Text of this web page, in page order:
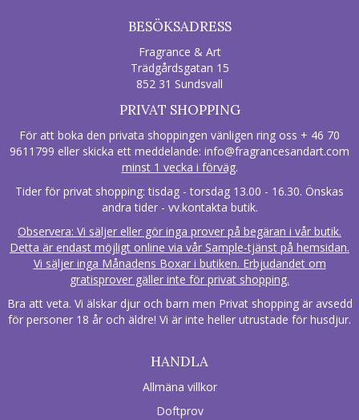
BESÖKSADRESS
Fragrance & Art
Trädgårdsgatan 15
852 31 Sundsvall
PRIVAT SHOPPING
För att boka den privata shoppingen vänligen ring oss + 46 70
9611799 eller skicka ett meddelande: info@fragrancesandart.com
minst 1 vecka i förväg.
Tider för privat shopping: tisdag - torsdag 13.00 - 16.30. Önskas
andra tider - vv.kontakta butik.
Observera: Vi säljer eller gör inga prover på begäran i vår butik.
Detta är endast möjligt online via vår Sample-tjänst på hemsidan.
Vi säljer inga Månadens Boxar i butiken. Erbjudandet om
gratisprover gäller inte för privat shopping.
Bra att veta. Vi älskar djur och barn men Privat shopping är avsedd
för personer 18 år och äldre! Vi är inte heller utrustade för husdjur.
HANDLA
Allmäna villkor
Doftprov